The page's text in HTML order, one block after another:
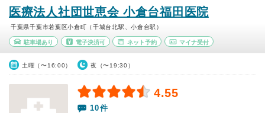
医療法人社団世恵会 小倉台福田医院
千葉県千葉市若葉区小倉町（千城台北駅、小倉台駅）
駐車場あり 電子決済可 ネット予約 マイナ受付
土曜（〜16:00） 夜（〜19:30）
4.55
10件